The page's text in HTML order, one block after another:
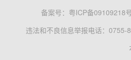
备案号： 粤ICP备09109218
违法和不良信息举报电话：0755-